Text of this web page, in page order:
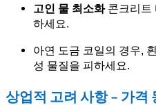
고인 물 최소화콘크리트
하세요.
아연 도금 코일의 경우,
성 물질을 피하세요.
상업적 고려 사항 - 가격